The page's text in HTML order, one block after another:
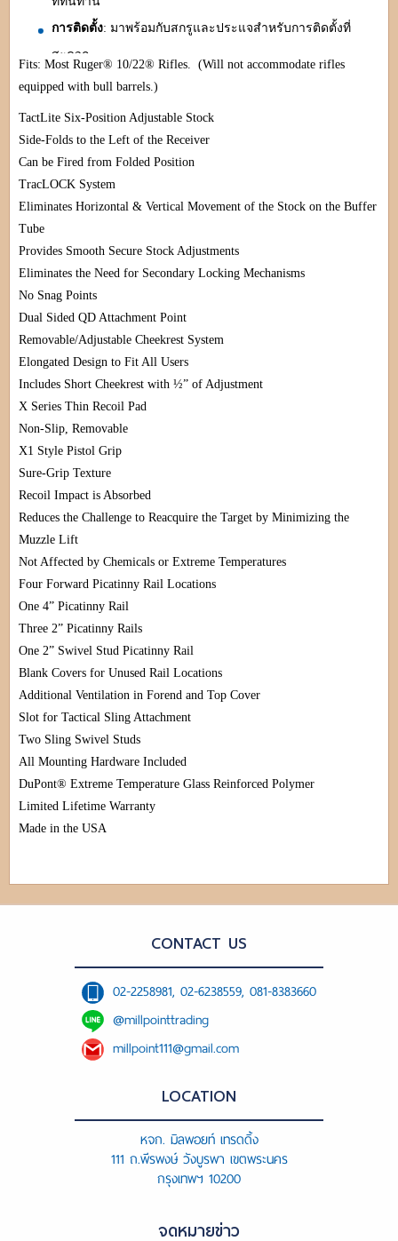
การติดตั้ง: มาพร้อมกับสกรูและประแจสำหรับการติดตั้งที่
สะดวก
ความเข้ากันได้กับอุปกรณ์เสริม
ผิวงาน : เป็นสีดำชุบอะโนไดซ์แบบด้าน (anodized matte black
finish)
Fits: Most Ruger® 10/22® Rifles. (Will not accommodate rifles
equipped with bull barrels.)
TactLite Six-Position Adjustable Stock
Side-Folds to the Left of the Receiver
Can be Fired from Folded Position
TracLOCK System
Eliminates Horizontal & Vertical Movement of the Stock on the Buffer
Tube
Provides Smooth Secure Stock Adjustments
Eliminates the Need for Secondary Locking Mechanisms
No Snag Points
Dual Sided QD Attachment Point
Removable/Adjustable Cheekrest System
Elongated Design to Fit All Users
Includes Short Cheekrest with ½” of Adjustment
X Series Thin Recoil Pad
Non-Slip, Removable
X1 Style Pistol Grip
Sure-Grip Texture
Recoil Impact is Absorbed
Reduces the Challenge to Reacquire the Target by Minimizing the
Muzzle Lift
Not Affected by Chemicals or Extreme Temperatures
Four Forward Picatinny Rail Locations
One 4” Picatinny Rail
Three 2” Picatinny Rails
One 2” Swivel Stud Picatinny Rail
Blank Covers for Unused Rail Locations
Additional Ventilation in Forend and Top Cover
Slot for Tactical Sling Attachment
Two Sling Swivel Studs
All Mounting Hardware Included
DuPont® Extreme Temperature Glass Reinforced Polymer
Limited Lifetime Warranty
Made in the USA
CONTACT US
02-2258981, 02-6238559, 081-8383660
@millpointtrading
millpoint111@gmail.com
LOCATION
หจก. มิลพอยท์ เทรดดิ้ง
111 ถ.พีรพงษ์ วังบูรพา เขตพระนคร
กรุงเทพฯ 10200
จดหมายข่าว